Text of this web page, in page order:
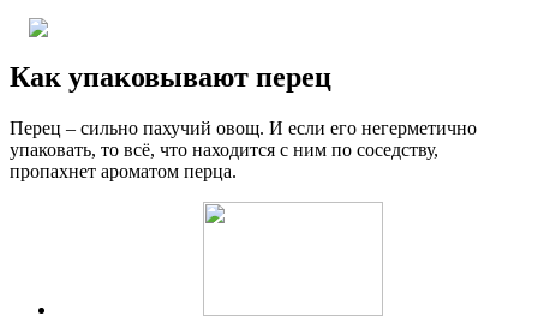
Как упаковывают перец
Перец – сильно пахучий овощ. И если его негерметично
упаковать, то всё, что находится с ним по соседству,
пропахнет ароматом перца.